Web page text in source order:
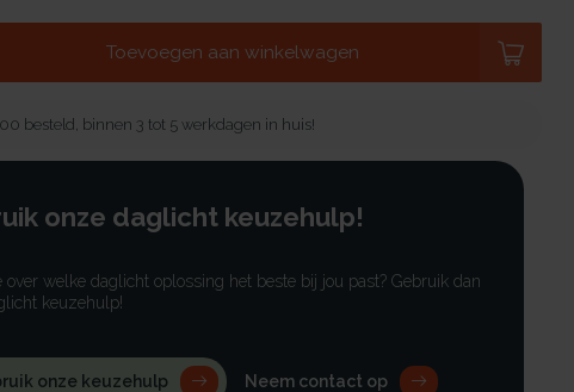
Toevoegen aan winkelwagen
besteld, binnen 3 tot 5 werkdagen in huis!
onze daglicht keuzehulp!
over welke daglicht oplossing het beste bij jou past? Gebruik dan
keuzehulp!
onze keuzehulp Neem contact op